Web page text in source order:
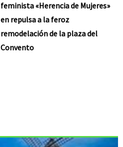
feminista «Herencia de Mujeres»
en repulsa a la feroz
remodelación de la plaza del
Convento